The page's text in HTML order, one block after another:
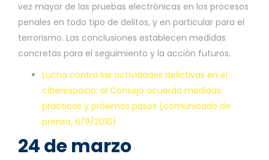
vez mayor de las pruebas electrónicas en los procesos
penales en todo tipo de delitos, y en particular para el
terrorismo. Las conclusiones establecen medidas
concretas para el seguimiento y la acción futuros.
Lucha contra las actividades delictivas en el
ciberespacio: el Consejo acuerda medidas
prácticas y próximos pasos (comunicado de
prensa, 6/9/2016)
24 de marzo